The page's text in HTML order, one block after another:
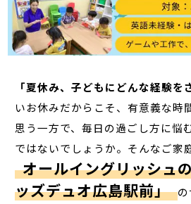
「夏休み、子どもにどんな経験
いお休みだからこそ、有意義な時
思う一方で、毎日の過ごし方に悩
ではないでしょうか。そんなご家
オールイングリッシュ
ッズデュオ広島駅前」 の